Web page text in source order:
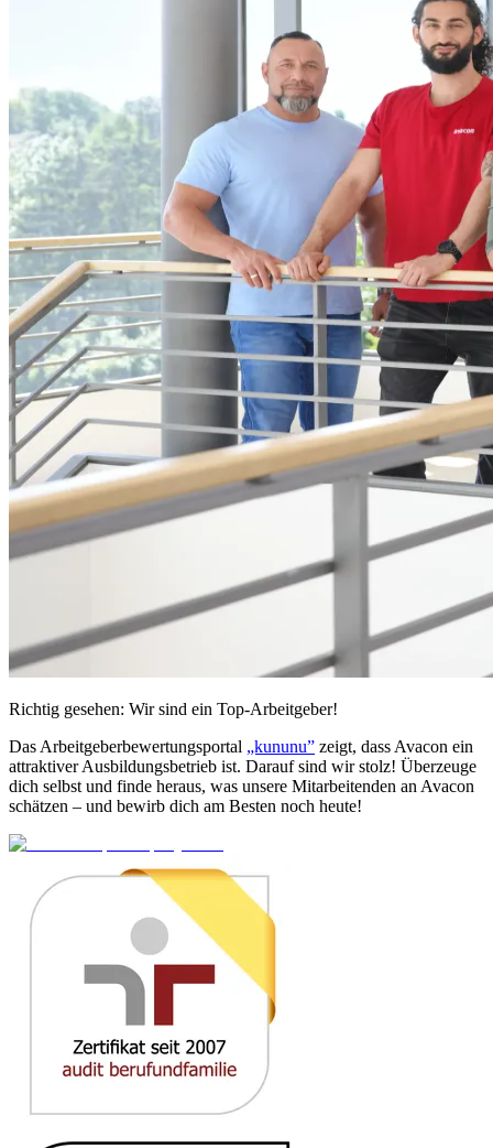
Richtig gesehen: Wir sind ein Top-Arbeitgeber!
Das Arbeitgeberbewertungsportal „kununu” zeigt, dass Avacon ein
attraktiver Ausbildungsbetrieb ist. Darauf sind wir stolz! Überzeuge
dich selbst und finde heraus, was unsere Mitarbeitenden an Avacon
schätzen – und bewirb dich am Besten noch heute!